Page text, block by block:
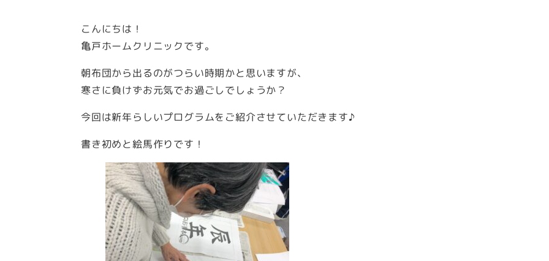
こんにちは！
亀戸ホームクリニックです。
朝布団から出るのがつらい時期かと思いますが、
寒さに負けずお元気でお過ごしでしょうか？
今回は新年らしいプログラムをご紹介させていただきます♪
書き初めと絵馬作りです！